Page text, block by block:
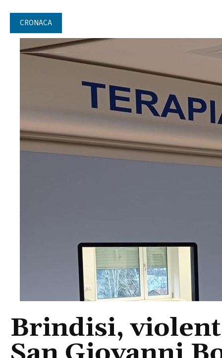
CRONACA
Brindisi,